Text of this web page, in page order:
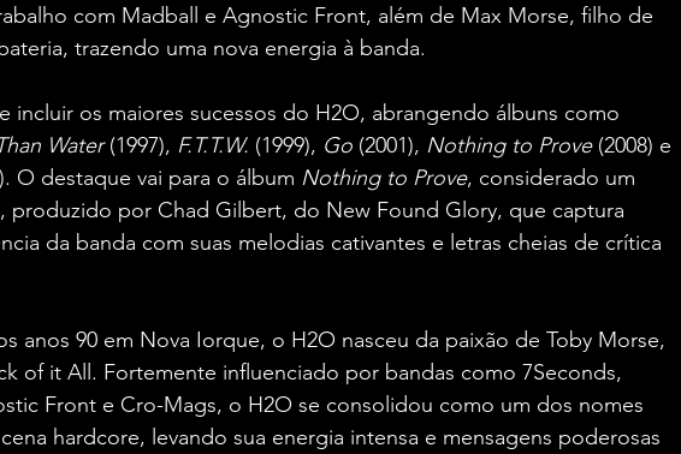
com Madball e Agnostic Front, além de Max Morse, filho de
trazendo uma nova energia à banda.
incluir os maiores sucessos do H2O, abrangendo álbuns como
Water (1997), F.T.T.W. (1999), Go (2001), Nothing to Prove (2008) e
O destaque vai para o álbum Nothing to Prove, considerado um
produzido por Chad Gilbert, do New Found Glory, que captura
da banda com suas melodias cativantes e letras cheias de crítica
anos 90 em Nova Iorque, o H2O nasceu da paixão de Toby Morse,
of it All. Fortemente influenciado por bandas como 7Seconds,
Front e Cro-Mags, o H2O se consolidou como um dos nomes
hardcore, levando sua energia intensa e mensagens poderosas